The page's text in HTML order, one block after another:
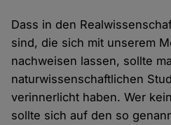
Dass in den
sind, die sich mit unserem
nachweisen lassen, sollte
naturwissenschaftlichen
verinnerlicht haben. Wer
sollte sich auf den so